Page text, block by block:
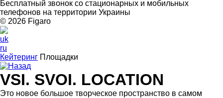
Бесплатный звонок со стационарных и мобильных
телефонов на территории Украины
© 2026 Figarо
uk
ru
Кейтеринг Площадки
Назад
VSI. SVOI. LOCATION
Это новое большое творческое пространство в самом